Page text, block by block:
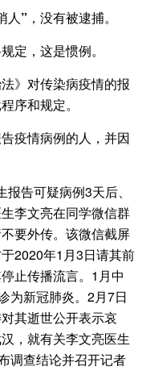
”，没有被逮捕。
，这是惯例。
对传染病疫情的报
序和规定。
情病例的人，并因
告可疑病例3天后、
李文亮在同学微信群
要外传。该微信截屏
2020年1月3日请其前
止传播流言。1月中
为新冠肺炎。2月7日
其逝世公开表示哀
，就有关李文亮医生
调查结论并召开记者